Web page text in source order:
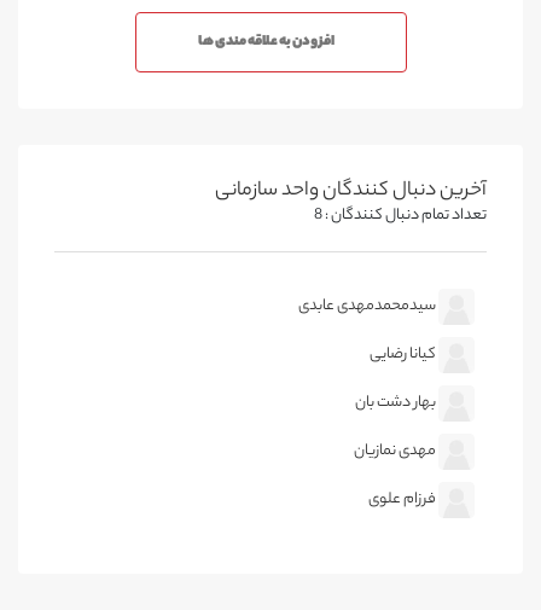
افزودن به علاقه مندی ها
آخرین دنبال کنندگان واحد سازمانی
تعداد تمام دنبال کنندگان : 8
سیدمحمدمهدی عابدی
کیانا رضایی
بهار دشت بان
مهدی نمازیان
فرزام علوی